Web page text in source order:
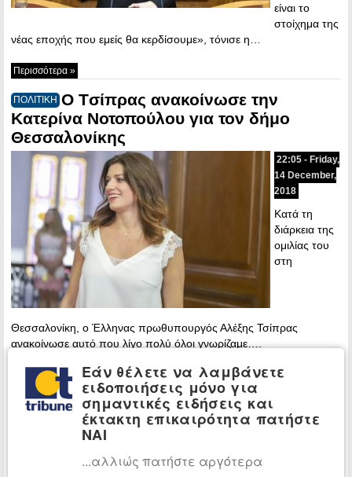
είναι το
στοίχημα της
νέας εποχής που εμείς θα κερδίσουμε», τόνισε η…
Περισσότερα »
ΠΟΛΙΤΙΚΗ O Tσίπρας ανακοίνωσε την
Κατερίνα Νοτοπούλου για τον δήμο
Θεσσαλονίκης
22:05 - Friday,
14 December,
2018
Kατά τη
διάρκεια της
ομιλίας του
στη
Θεσσαλονίκη, ο Έλληνας πρωθυπουργός Αλέξης Τσίπρας
ανακοίνωσε αυτό που λίγο πολύ όλοι γνωρίζαμε….
Περισσότερα »
ΠΟΛΙΤΙΚΗ Ο Κοτζιάς στηρίζει Δούρου στην
Περιφέρεια Αττικής και Γερουλάνο στον
δήμο Αθηναίων
Εάν θέλετε να λαμβάνετε
ειδοποιήσεις μόνο για
σημαντικές ειδήσεις και
έκτακτη επικαιρότητα πατήστε
ΝΑΙ
...αλλιώς πατήστε αργότερα